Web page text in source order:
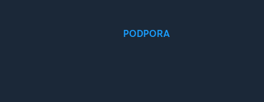
PODPORA